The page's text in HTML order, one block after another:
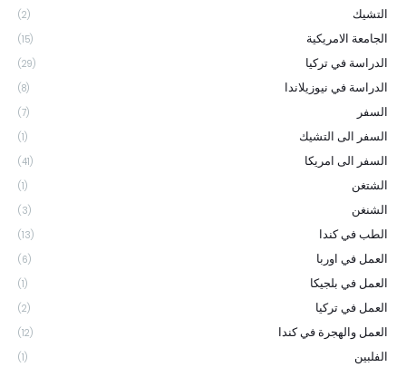
التشيك (2)
الجامعة الامريكية (15)
الدراسة في تركيا (29)
الدراسة في نيوزيلاندا (8)
السفر (7)
السفر الى التشيك (1)
السفر الى امريكا (41)
الشتغن (1)
الشنغن (3)
الطب في كندا (13)
العمل في اوربا (6)
العمل في بلجيكا (1)
العمل في تركيا (2)
العمل والهجرة في كندا (12)
الفلبين (1)